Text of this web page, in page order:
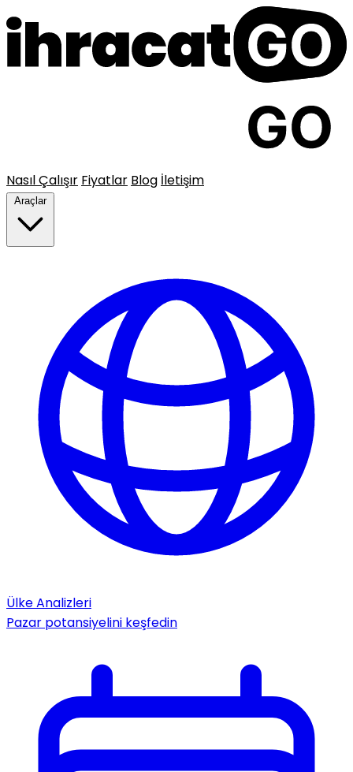
Nasıl Çalışır Fiyatlar Blog İletişim
Araçlar
Ülke Analizleri
Pazar potansiyelini keşfedin